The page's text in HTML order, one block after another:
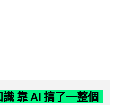
靠 AI 搞了一整個